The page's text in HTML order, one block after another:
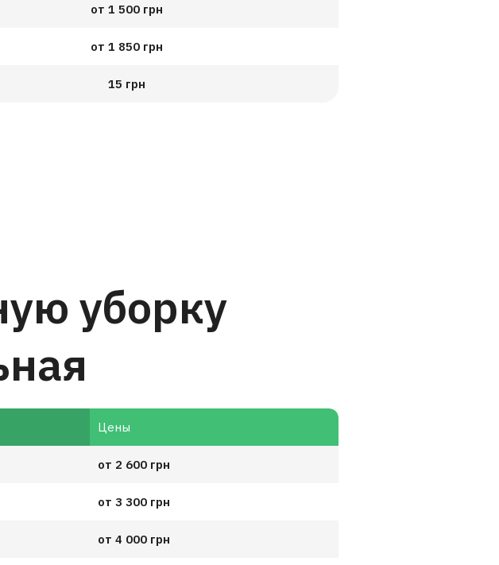
от 1 500 грн
от 1 850 грн
15 грн
уборку
Цены
от 2 600 грн
от 3 300 грн
от 4 000 грн